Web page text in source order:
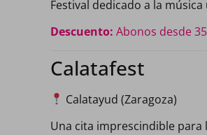
Festival dedicado a la
Descuento: Abonos desde
Calatafest
Calatayud (Zaragoza)
Una cita imprescindible para